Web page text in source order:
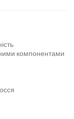
компонентами